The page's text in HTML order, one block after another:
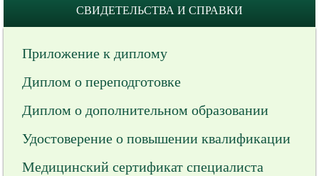
СВИДЕТЕЛЬСТВА И СПРАВКИ
Приложение к диплому
Диплом о переподготовке
Диплом о дополнительном образовании
Удостоверение о повышении квалификации
Медицинский сертификат специалиста